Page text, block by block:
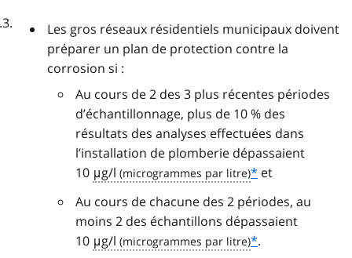
Les gros réseaux résidentiels municipaux doivent
préparer un plan de protection contre la
corrosion si :
Au cours de 2 des 3 plus récentes périodes
d’échantillonnage, plus de 10 % des
résultats des analyses effectuées dans
l’installation de plomberie dépassaient
10 μg/l * et
Au cours de chacune des 2 périodes, au
moins 2 des échantillons dépassaient
10 μg/l *.